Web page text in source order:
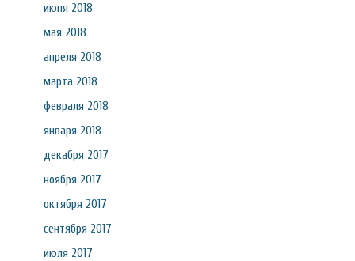
июня 2018
мая 2018
апреля 2018
марта 2018
февраля 2018
января 2018
декабря 2017
ноября 2017
октября 2017
сентября 2017
июля 2017